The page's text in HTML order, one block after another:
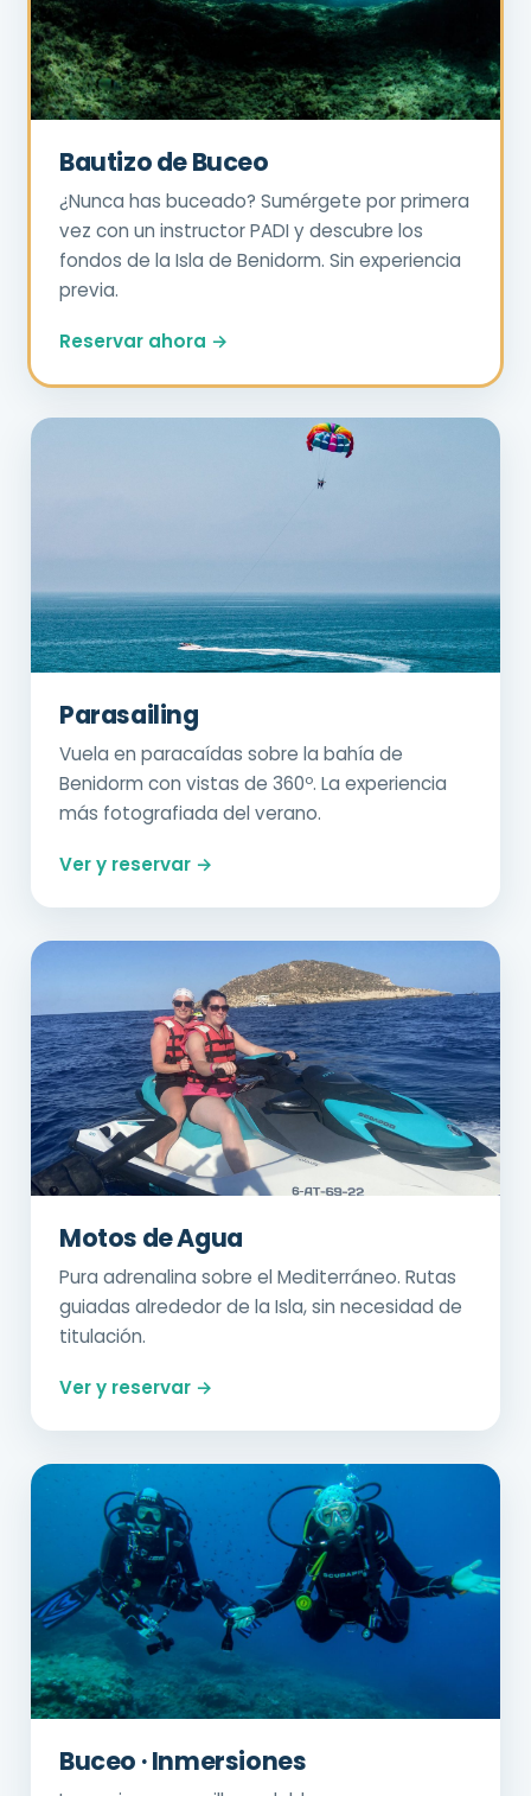
Bautizo de Buceo
¿Nunca has buceado? Sumérgete por primera
vez con un instructor PADI y descubre los
fondos de la Isla de Benidorm. Sin experiencia
previa.
Reservar ahora →
Parasailing
Vuela en paracaídas sobre la bahía de
Benidorm con vistas de 360º. La experiencia
más fotografiada del verano.
Ver y reservar →
Motos de Agua
Pura adrenalina sobre el Mediterráneo. Rutas
guiadas alrededor de la Isla, sin necesidad de
titulación.
Ver y reservar →
Buceo · Inmersiones